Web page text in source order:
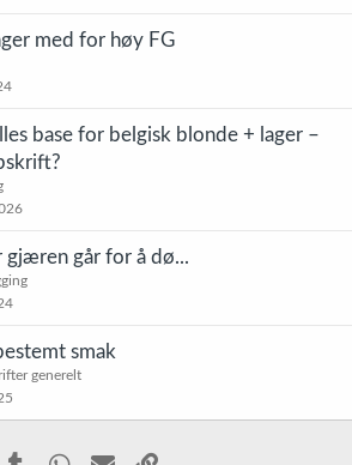
med for høy FG
base for belgisk blonde + lager –
går for å dø...
smak
generelt